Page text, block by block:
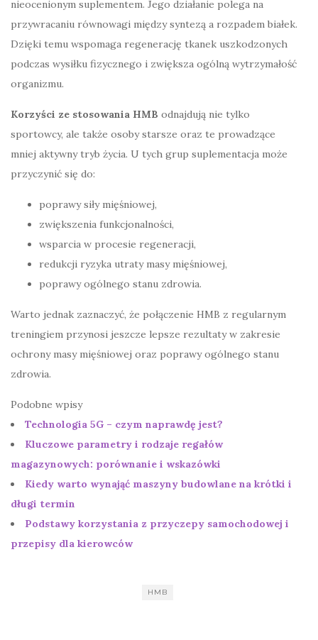
nieocenionym suplementem. Jego działanie polega na
przywracaniu równowagi między syntezą a rozpadem białek.
Dzięki temu wspomaga regenerację tkanek uszkodzonych
podczas wysiłku fizycznego i zwiększa ogólną wytrzymałość
organizmu.
Korzyści ze stosowania HMB odnajdują nie tylko
sportowcy, ale także osoby starsze oraz te prowadzące
mniej aktywny tryb życia. U tych grup suplementacja może
przyczynić się do:
poprawy siły mięśniowej,
zwiększenia funkcjonalności,
wsparcia w procesie regeneracji,
redukcji ryzyka utraty masy mięśniowej,
poprawy ogólnego stanu zdrowia.
Warto jednak zaznaczyć, że połączenie HMB z regularnym
treningiem przynosi jeszcze lepsze rezultaty w zakresie
ochrony masy mięśniowej oraz poprawy ogólnego stanu
zdrowia.
Podobne wpisy
Technologia 5G – czym naprawdę jest?
Kluczowe parametry i rodzaje regałów
magazynowych: porównanie i wskazówki
Kiedy warto wynająć maszyny budowlane na krótki i
długi termin
Podstawy korzystania z przyczepy samochodowej i
przepisy dla kierowców
HMB